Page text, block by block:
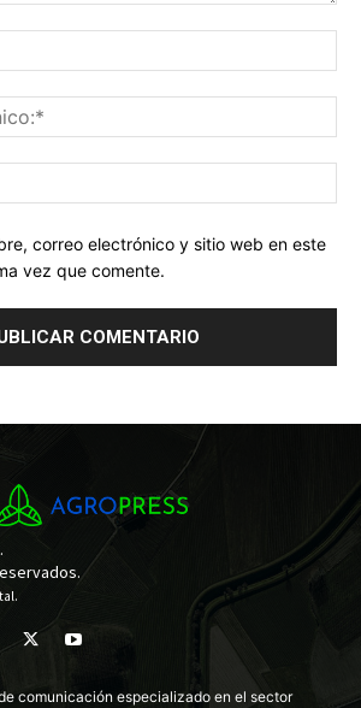
correo electrónico y sitio web en este
vez que comente.
.
comunicación especializado en el sector